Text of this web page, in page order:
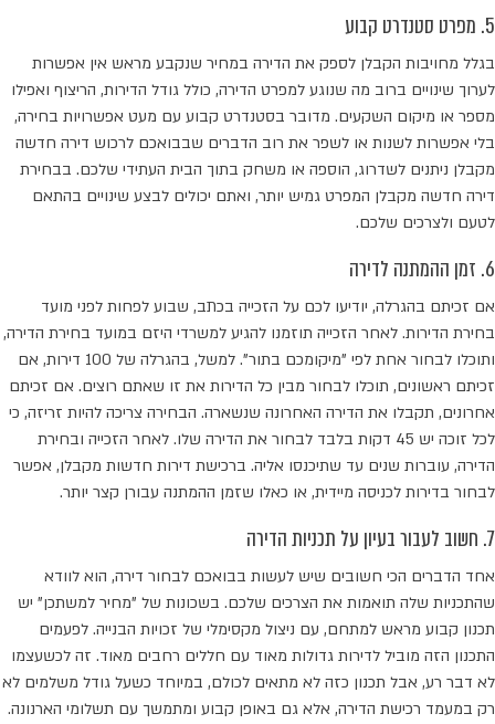
5. מפרט סטנדרט קבוע
בגלל מחויבות הקבלן לספק את הדירה במחיר שנקבע מראש אין אפשרות
לערוך שינויים ברוב מה שנוגע למפרט הדירה, כולל גודל הדירות, הריצוף ואפילו
מספר או מיקום השקעים. מדובר בסטנדרט קבוע עם מעט אפשרויות בחירה,
בלי אפשרות לשנות או לשפר את רוב הדברים שבבואכם לרכוש דירה חדשה
מקבלן ניתנים לשדרוג, הוספה או משחק בתוך הבית העתידי שלכם. בבחירת
דירה חדשה מקבלן המפרט גמיש יותר, ואתם יכולים לבצע שינויים בהתאם
לטעם ולצרכים שלכם.
6. זמן ההמתנה לדירה
אם זכיתם בהגרלה, יודיעו לכם על הזכייה בכתב, שבוע לפחות לפני מועד
בחירת הדירות. לאחר הזכייה תוזמנו להגיע למשרדי היזם במועד בחירת הדירה,
ותוכלו לבחור אחת לפי "מיקומכם בתור". למשל, בהגרלה של 100 דירות, אם
זכיתם ראשונים, תוכלו לבחור מבין כל הדירות את זו שאתם רוצים. אם זכיתם
אחרונים, תקבלו את הדירה האחרונה שנשארה. הבחירה צריכה להיות זריזה, כי
לכל זוכה יש 45 דקות בלבד לבחור את הדירה שלו. לאחר הזכייה ובחירת
הדירה, עוברות שנים עד שתיכנסו אליה. ברכישת דירות חדשות מקבלן, אפשר
לבחור בדירות לכניסה מיידית, או כאלו שזמן ההמתנה עבורן קצר יותר.
7. חשוב לעבור בעיון על תכניות הדירה
אחד הדברים הכי חשובים שיש לעשות בבואכם לבחור דירה, הוא לוודא
שהתכניות שלה תואמות את הצרכים שלכם. בשכונות של "מחיר למשתכן" יש
תכנון קבוע מראש למתחם, עם ניצול מקסימלי של זכויות הבנייה. לפעמים
התכנון הזה מוביל לדירות גדולות מאוד עם חללים רחבים מאוד. זה לכשעצמו
לא דבר רע, אבל תכנון כזה לא מתאים לכולם, במיוחד כשעל גודל משלמים לא
רק במעמד רכישת הדירה, אלא גם באופן קבוע ומתמשך עם תשלומי הארנונה.